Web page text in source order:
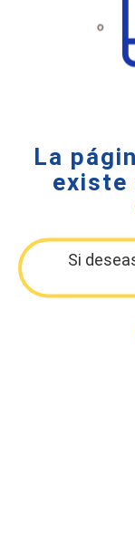
La
existe
Si